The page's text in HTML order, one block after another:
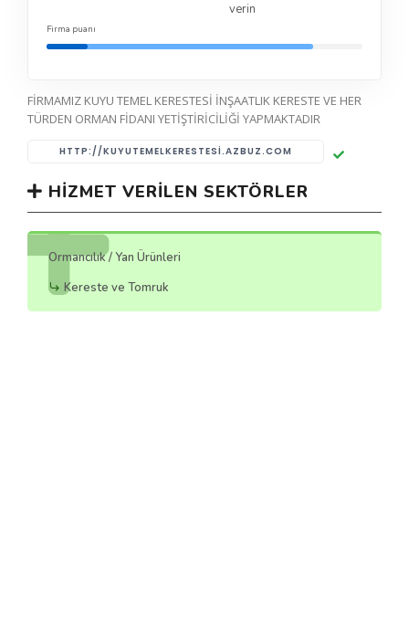
verin
Firma puanı
FİRMAMIZ KUYU TEMEL KERESTESİ İNŞAATLIK KERESTE VE HER
TÜRDEN ORMAN FİDANI YETİŞTİRİCİLİĞİ YAPMAKTADIR
HTTP://KUYUTEMELKERESTESI.AZBUZ.COM
HIZMET VERILEN SEKTÖRLER
Ormancılık / Yan Ürünleri
Kereste ve Tomruk